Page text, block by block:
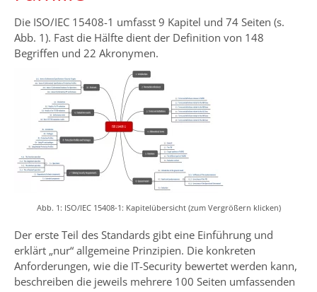
Die ISO/IEC 15408-1 umfasst 9 Kapitel und 74 Seiten (s.
Abb. 1). Fast die Hälfte dient der Definition von 148
Begriffen und 22 Akronymen.
Abb. 1: ISO/IEC 15408-1: Kapitelübersicht (zum Vergrößern klicken)
Der erste Teil des Standards gibt eine Einführung und
erklärt „nur“ allgemeine Prinzipien. Die konkreten
Anforderungen, wie die IT-Security bewertet werden kann,
beschreiben die jeweils mehrere 100 Seiten umfassenden